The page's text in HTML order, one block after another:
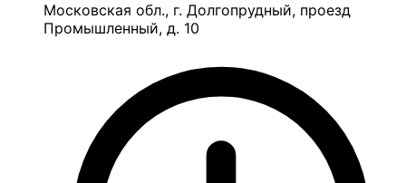
Московская обл., г. Долгопрудный, проезд
Промышленный, д. 10